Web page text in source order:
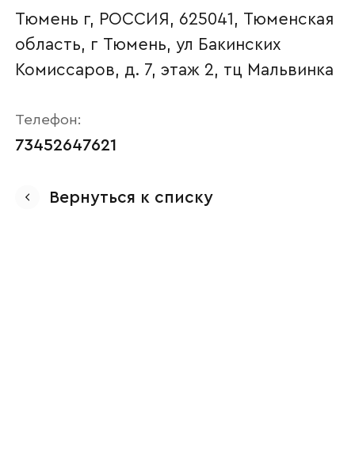
Тюмень г, РОССИЯ, 625041, Тюменская
область, г Тюмень, ул Бакинских
Комиссаров, д. 7, этаж 2, тц Мальвинка
Телефон:
73452647621
Вернуться к списку